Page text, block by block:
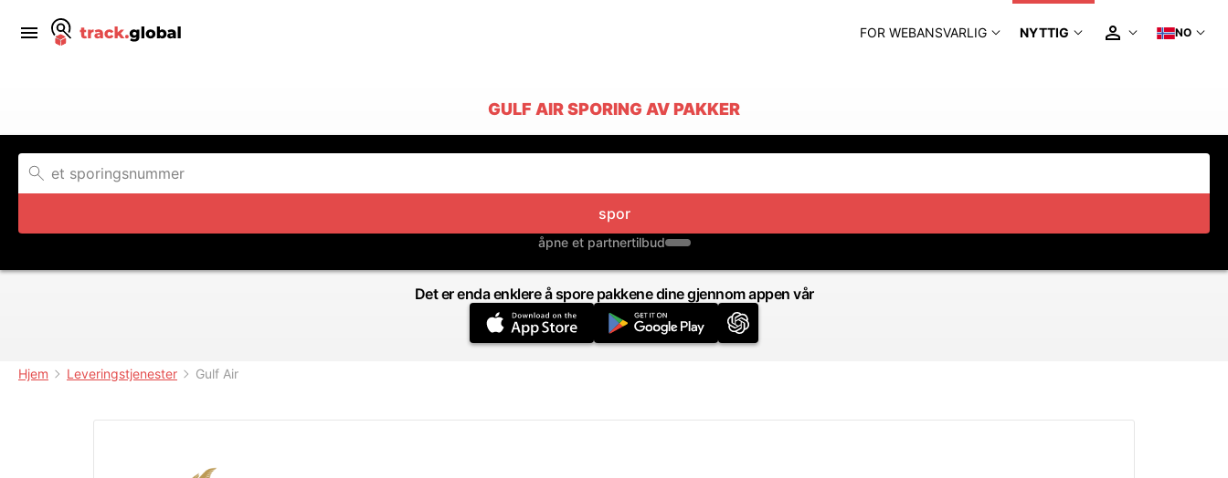
FOR WEBANSVARLIG NYTTIG NO
GULF AIR SPORING AV PAKKER
spor
åpne et partnertilbud
Det er enda enklere å spore pakkene dine gjennom appen vår
Hjem Leveringstjenester Gulf Air